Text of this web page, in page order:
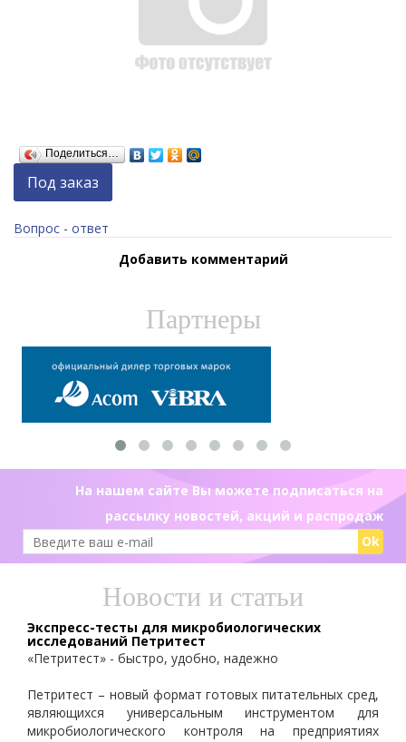
Поделиться…
Под заказ
Вопрос - ответ
Добавить комментарий
Партнеры
На нашем сайте Вы можете подписаться на
рассылку новостей, акций и распродаж
Ok
Новости и статьи
Экспресс-тесты для микробиологических
исследований Петритест
«Петритест» - быстро, удобно, надежно
Петритест – новый формат готовых питательных сред,
являющихся универсальным инструментом для
микробиологического контроля на предприятиях